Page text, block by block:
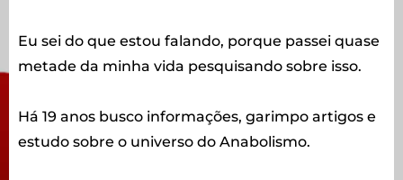
Eu sei do que estou falando, porque passei quase
metade da minha vida pesquisando sobre isso.
Há 19 anos busco informações, garimpo artigos e
estudo sobre o universo do Anabolismo.